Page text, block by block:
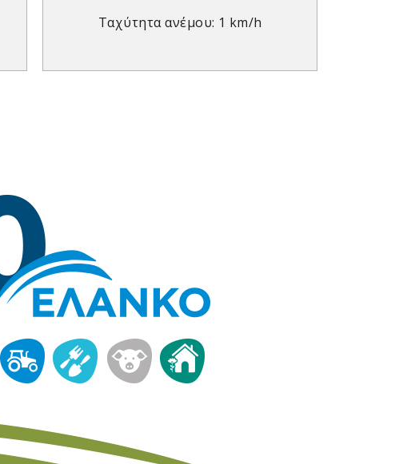
Ταχύτητα ανέμου: 1 km/h